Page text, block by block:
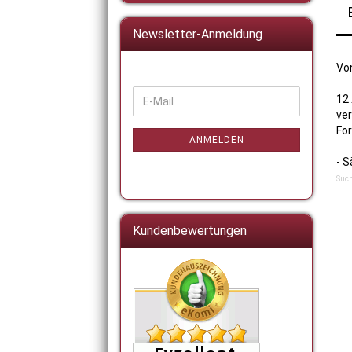
12
-
Newsletter-Anmeldung
ZUR
ANMELDUNG
E-
Mail
ANMELDEN
Kundenbewertungen